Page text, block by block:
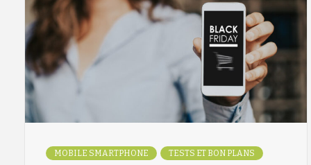
MOBILE SMARTPHONE TESTS ET BON PLANS